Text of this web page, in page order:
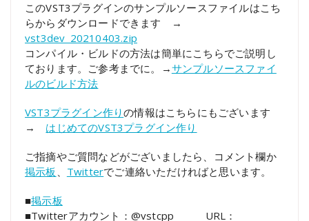
このVST3プラグインのサンプルソースファイルはこち
らからダウンロードできます →
vst3dev_20210403.zip
コンパイル・ビルドの方法は簡単にこちらでご説明し
ております。ご参考までに。→サンプルソースファイ
ルのビルド方法
VST3プラグイン作りの情報はこちらにもございます
→ はじめてのVST3プラグイン作り
ご指摘やご質問などがございましたら、コメント欄か
掲示板 、 Twitterでご連絡いただければと思います。
■掲示板
■Twitterアカウント：@vstcpp URL：